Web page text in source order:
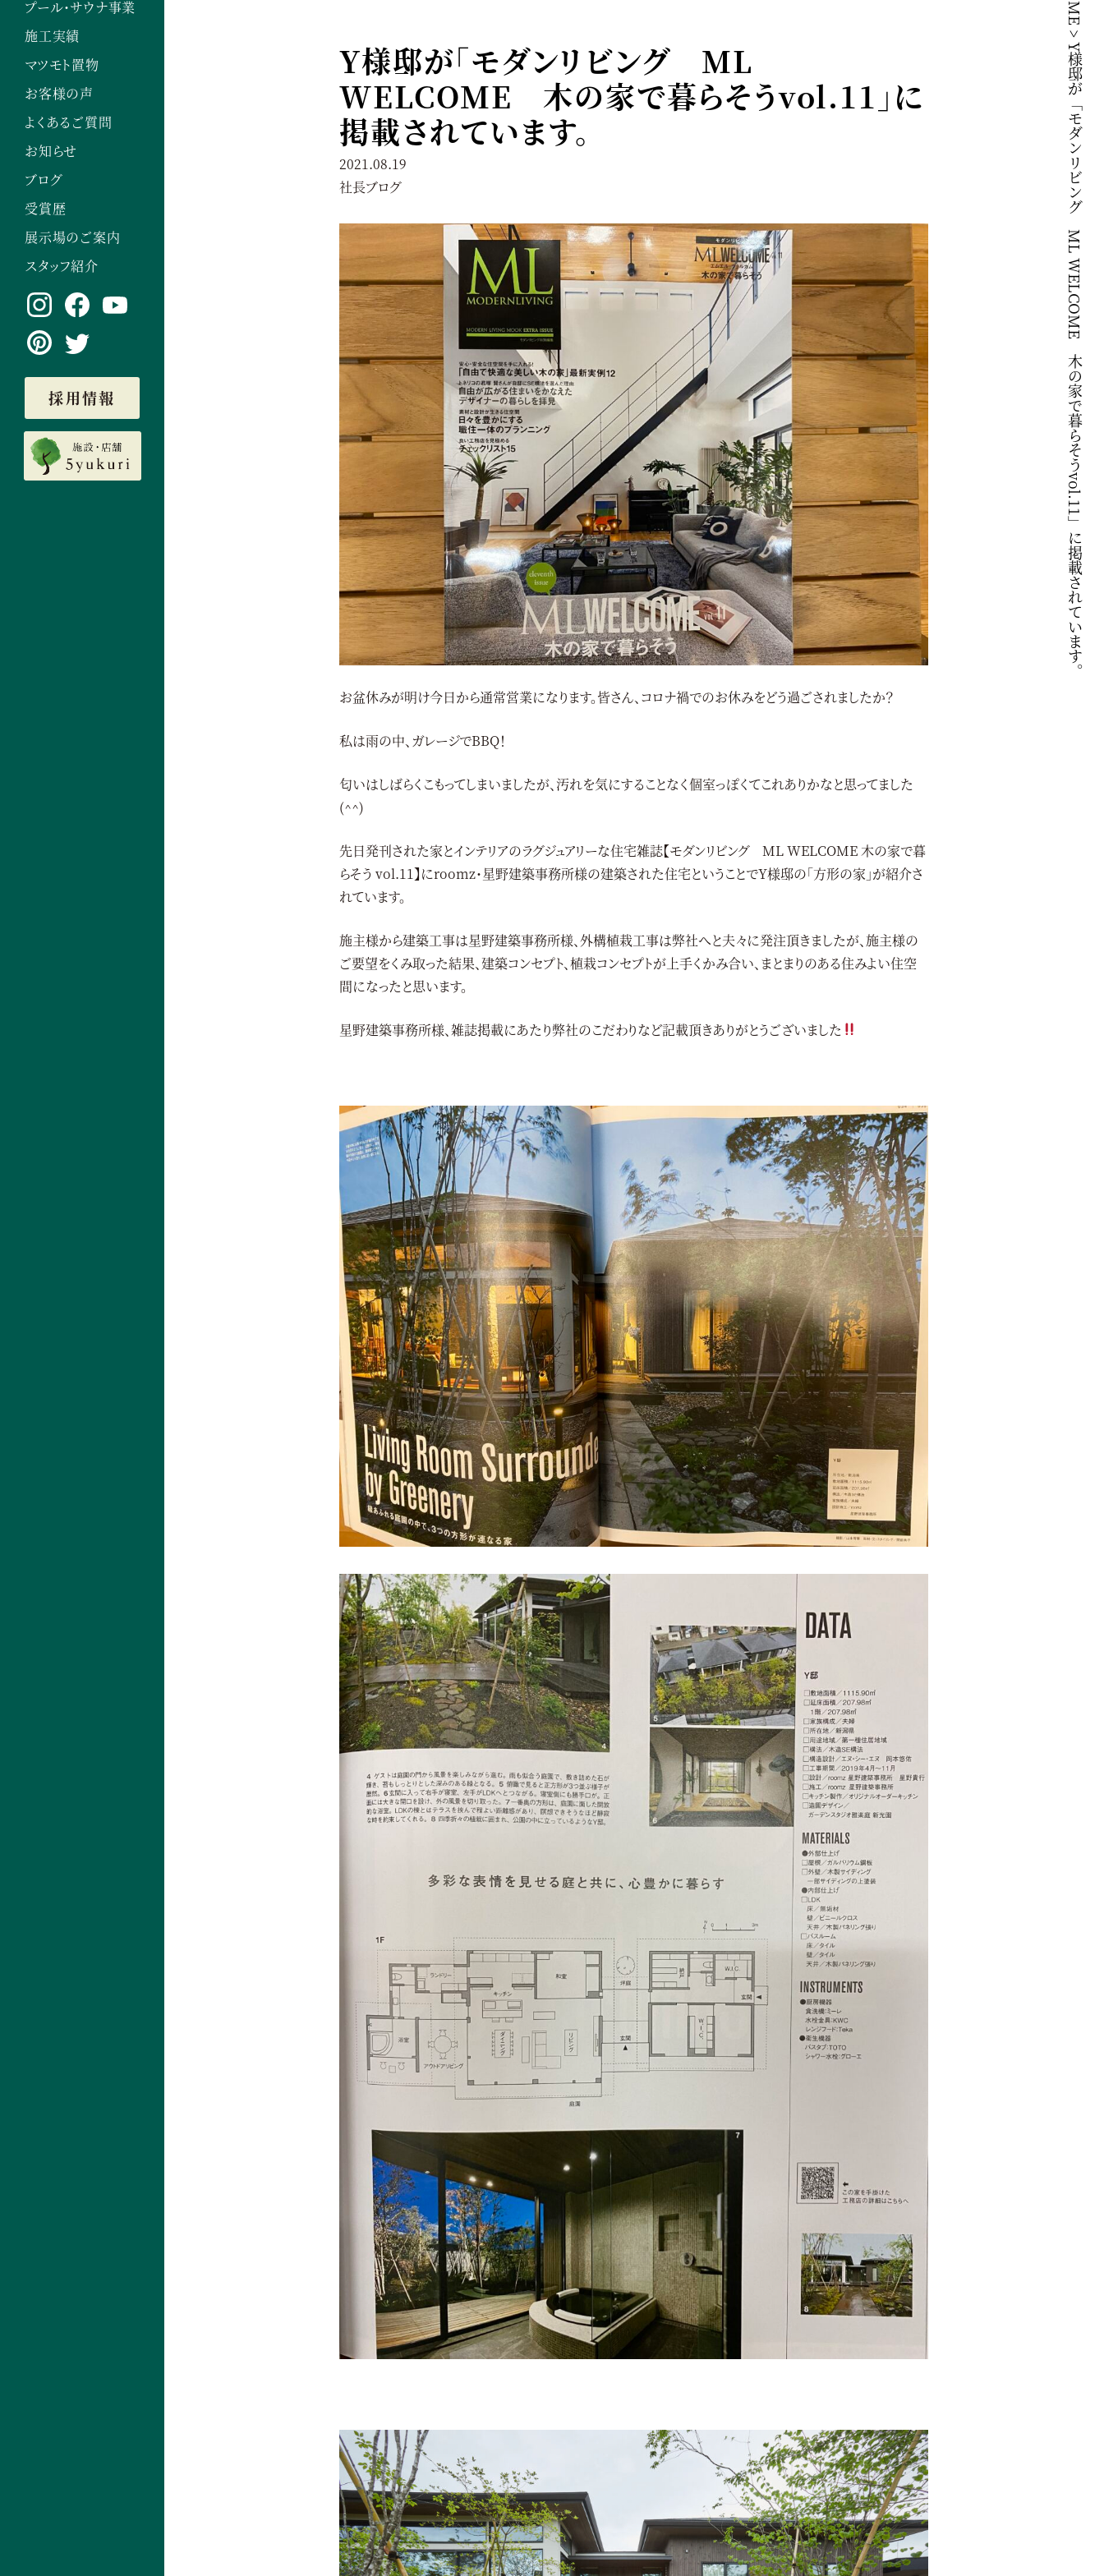
プール・サウナ事業
施工実績
マツモト置物
お客様の声
よくあるご質問
お知らせ
ブログ
受賞歴
展示場のご案内
スタッフ紹介
採用情報
>
Y様邸が「モダンリビング ML WELCOME 木の家で暮らそうvol.11」に掲載されています。
Y様邸が「モダンリビング ML
WELCOME 木の家で暮らそうvol.11」に
掲載されています。
2021.08.19
社長ブログ
お盆休みが明け今日から通常営業になります。皆さん、コロナ禍でのお休みをどう過ごされましたか？
私は雨の中、ガレージでBBQ！
匂いはしばらくこもってしまいましたが、汚れを気にすることなく個室っぽくてこれありかなと思ってました
(^^)
先日発刊された家とインテリアのラグジュアリーな住宅雑誌【モダンリビング ML WELCOME 木の家で暮
らそう vol.11】にroomz・星野建築事務所様の建築された住宅ということでY様邸の「方形の家」が紹介さ
れています。
施主様から建築工事は星野建築事務所様、外構植栽工事は弊社へと夫々に発注頂きましたが、施主様の
ご要望をくみ取った結果、建築コンセプト、植栽コンセプトが上手くかみ合い、まとまりのある住みよい住空
間になったと思います。
星野建築事務所様、雑誌掲載にあたり弊社のこだわりなど記載頂きありがとうございました